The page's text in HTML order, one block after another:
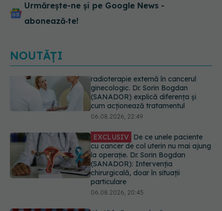
Urmărește-ne și pe Google News -
abonează‑te!
NOUTĂȚI
EXCLUSIV De ce unele paciente
cu cancer de col uterin nu mai ajung
la operație. Dr. Sorin Bogdan
(SANADOR): Intervenția
particulare
06.08.2026, 20:45
Alertă în Europa după un nou caz
de hantavirus Anzi, singura tulpină
care se transmite de la om la om
06.08.2026, 20:06